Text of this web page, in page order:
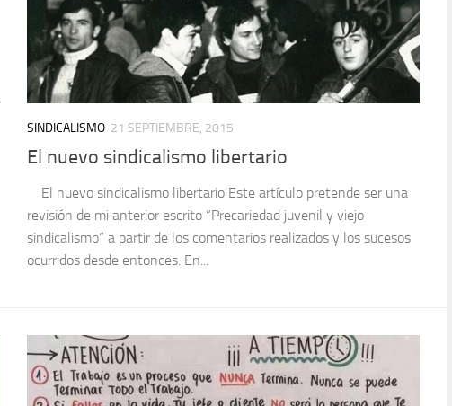
SINDICALISMO 21 SEPTIEMBRE, 2015
El nuevo sindicalismo libertario
El nuevo sindicalismo libertario Este artículo pretende ser una
revisión de mi anterior escrito “Precariedad juvenil y viejo
sindicalismo” a partir de los comentarios realizados y los sucesos
ocurridos desde entonces. En...